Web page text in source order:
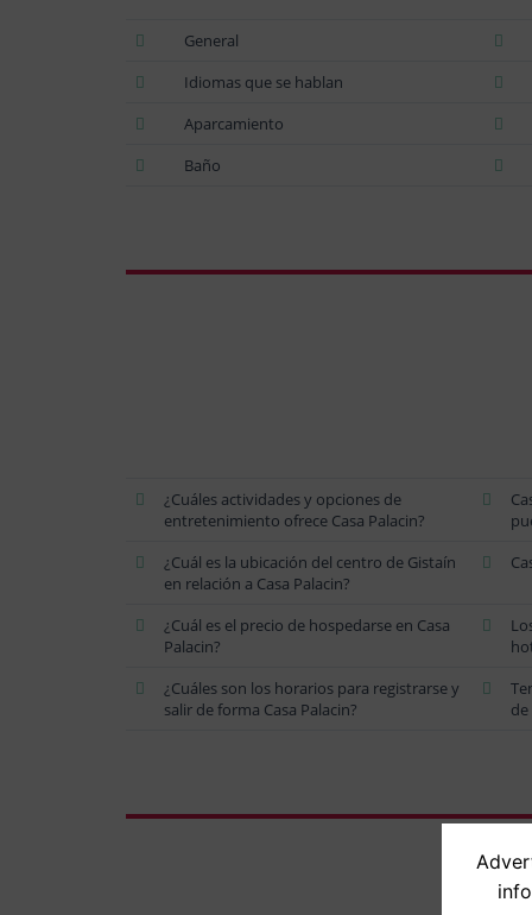
General
Idiomas que se hablan
Aparcamiento
Baño
¿Cuáles actividades y opciones de
entretenimiento ofrece Casa Palacin?
¿Cuál es la ubicación del centro de Gistaín
en relación a Casa Palacin?
¿Cuál es el precio de hospedarse en Casa
Palacin?
¿Cuáles son los horarios para registrarse y
salir de forma Casa Palacin?
de